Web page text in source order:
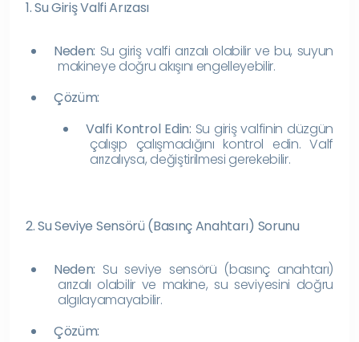
1. Su Giriş Valfi Arızası
Neden: Su giriş valfi arızalı olabilir ve bu, suyun
makineye doğru akışını engelleyebilir.
Çözüm:
Valfi Kontrol Edin: Su giriş valfinin düzgün
çalışıp çalışmadığını kontrol edin. Valf
arızalıysa, değiştirilmesi gerekebilir.
2. Su Seviye Sensörü (Basınç Anahtarı) Sorunu
Neden: Su seviye sensörü (basınç anahtarı)
arızalı olabilir ve makine, su seviyesini doğru
algılayamayabilir.
Çözüm: